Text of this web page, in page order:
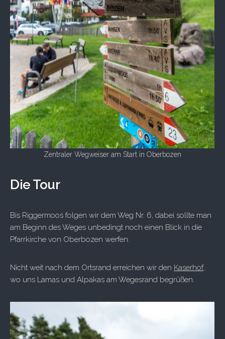
Zentraler Wegweiser am Start in Oberbozen
Die Tour
Bis Riggermoos folgen wir dem Weg Nr. 6, dabei sollte man
am Beginn des Weges unbedingt noch einen Blick in die
Pfarrkirche von Oberbozen werfen.
Nicht weit nach dem Ortsrand erreichen wir den Kaserhof,
wo uns Lamas und Alpakas am Wegesrand begrüßen.